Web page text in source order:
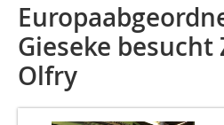
Gieseke
Olfry